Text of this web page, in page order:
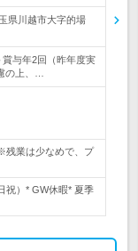
県川越市大字的場
賞与年2回（昨年度実
の上、…
残業は少なめで、プ
祝）* GW休暇* 夏季